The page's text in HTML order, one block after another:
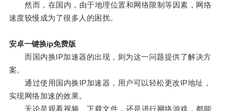
然而，在国内，由于地理位置和网络限制等因素，网络
速度较慢成为了很多人的困扰。
安卓一键换ip免费版
而国内换IP加速器的出现，则为这一问题提供了解决方
案。
通过使用国内换IP加速器，用户可以轻松更改IP地址，
实现网络加速的效果。
无论是观看视频、下载文件，还是进行网络游戏，都能